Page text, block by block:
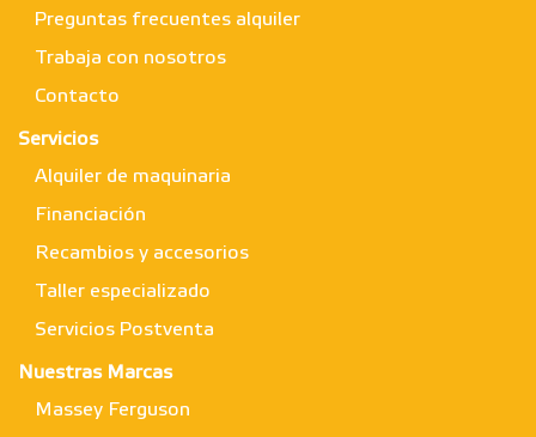
Preguntas frecuentes alquiler
Trabaja con nosotros
Contacto
Servicios
Alquiler de maquinaria
Financiación
Recambios y accesorios
Taller especializado
Servicios Postventa
Nuestras Marcas
Massey Ferguson